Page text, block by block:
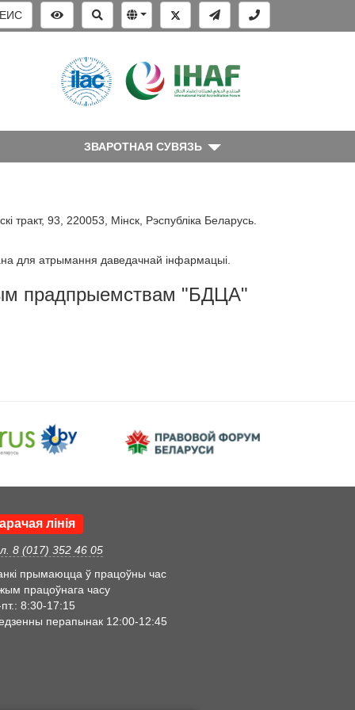
ЕИС
ЗВАРОТНАЯ СУВЯЗЬ
тракт, 93, 220053, Мінск, Рэспубліка Беларусь.
для атрымання даведачнай інфармацыі.
прадпрыемствам "БДЦА"
лінія
8 (017) 352 46 05
прымаюцца ў працоўны час
працоўнага часу
8:30-17:15
перапынак 12:00-12:45